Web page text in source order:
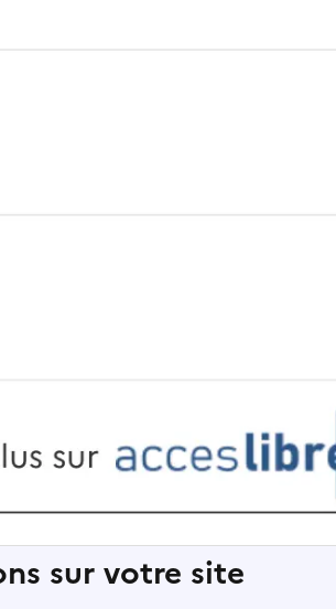
sur votre site